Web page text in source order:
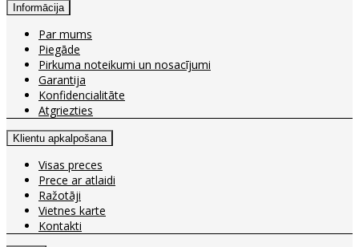
Informācija
Par mums
Piegāde
Pirkuma noteikumi un nosacījumi
Garantija
Konfidencialitāte
Atgriezties
Klientu apkalpošana
Visas preces
Prece ar atlaidi
Ražotāji
Vietnes karte
Kontakti